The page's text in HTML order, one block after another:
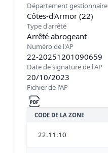
Département gestionnaire
Côtes-d'Armor (22)
Type d'arrêté
Arrêté abrogeant
Numéro de l'AP
22-20251201090659
Date de signature de l'AP
20/10/2023
Fichier de l'AP
CODE DE LA ZONE
22.11.10